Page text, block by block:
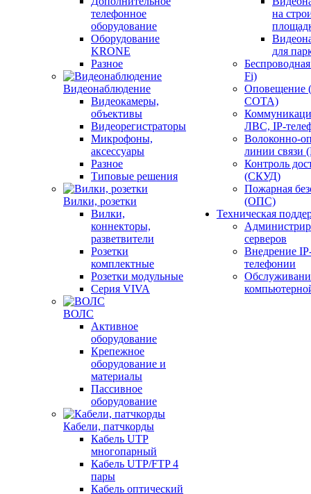
телефонное
оборудование
Оборудование
KRONE
Разное
Видеонаблюдение
Видеокамеры,
объективы
Видеорегистраторы
Микрофоны,
аксессуары
Разное
Типовые решения
Вилки, розетки
Вилки,
коннекторы,
разветвители
Розетки
комплектные
Розетки модульные
Серия VIVA
ВОЛС
Активное
оборудование
Крепежное
оборудование и
материалы
Пассивное
оборудование
Кабели, патчкорды
Кабель UTP
многопарный
Кабель UTP/FTP 4
пары
Кабель оптический
на
для
Fi)
СОТА)
ЛВС, IP-
Волоконно-
линии
Контроль
(СКУД)
Пожарная
(ОПС)
Техническая
серверов
Внедрение
телефонии